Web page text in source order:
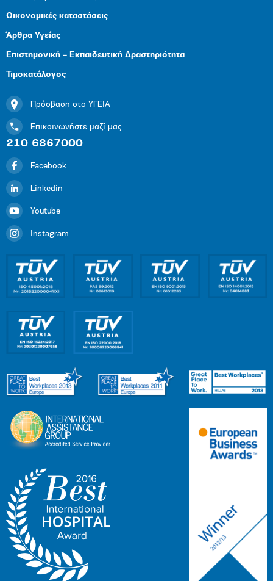
Οικονομικές καταστάσεις
Άρθρα Υγείας
Επιστημονική – Εκπαιδευτική Δραστηριότητα
Τιμοκατάλογος
Πρόσβαση στο ΥΓΕΙΑ
Επικοινωνήστε μαζί μας
210 6867000
Facebook
Linkedin
Youtube
Instagram